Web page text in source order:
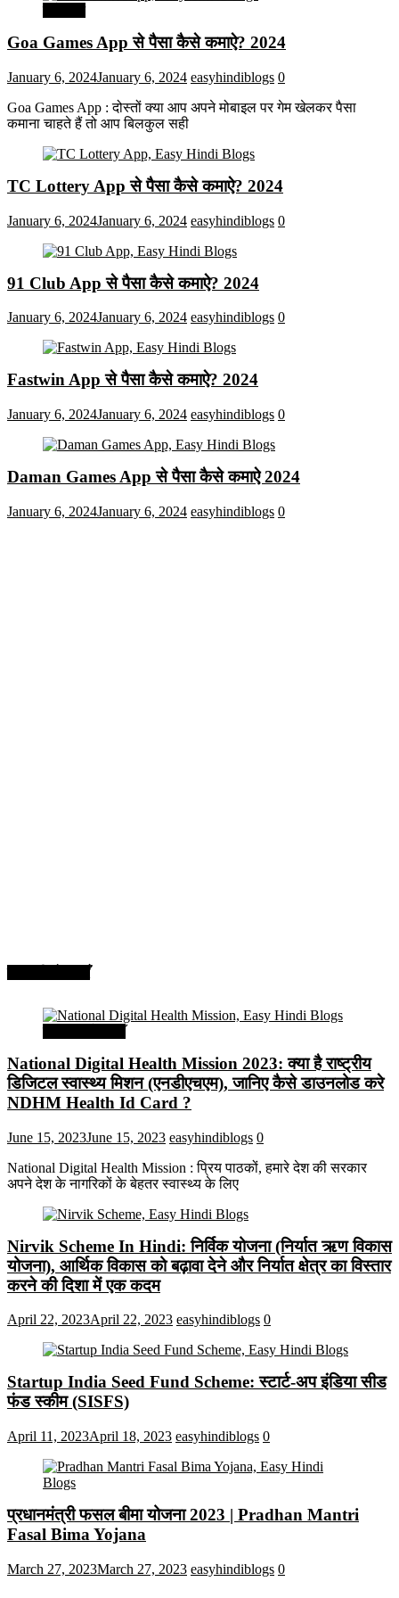
Goa Games App से पैसा कैसे कमाऐ? 2024
January 6, 2024January 6, 2024 easyhindiblogs 0
Goa Games App : दोस्तों क्या आप अपने मोबाइल पर गेम खेलकर पैसा
कमाना चाहते हैं तो आप बिलकुल सही
TC Lottery App से पैसा कैसे कमाऐ? 2024
January 6, 2024January 6, 2024 easyhindiblogs 0
91 Club App से पैसा कैसे कमाऐ? 2024
January 6, 2024January 6, 2024 easyhindiblogs 0
Fastwin App से पैसा कैसे कमाऐ? 2024
January 6, 2024January 6, 2024 easyhindiblogs 0
Daman Games App से पैसा कैसे कमाऐ 2024
January 6, 2024January 6, 2024 easyhindiblogs 0
National Digital Health Mission 2023: क्या है राष्ट्रीय
डिजिटल स्वास्थ्य मिशन (एनडीएचएम), जानिए कैसे डाउनलोड करे
NDHM Health Id Card ?
June 15, 2023June 15, 2023 easyhindiblogs 0
National Digital Health Mission : प्रिय पाठकों, हमारे देश की सरकार
अपने देश के नागरिकों के बेहतर स्वास्थ्य के लिए
Nirvik Scheme In Hindi: निर्विक योजना (निर्यात ऋण विकास
योजना), आर्थिक विकास को बढ़ावा देने और निर्यात क्षेत्र का विस्तार
करने की दिशा में एक कदम
April 22, 2023April 22, 2023 easyhindiblogs 0
Startup India Seed Fund Scheme: स्टार्ट-अप इंडिया सीड
फंड स्कीम (SISFS)
April 11, 2023April 18, 2023 easyhindiblogs 0
प्रधानमंत्री फसल बीमा योजना 2023 | Pradhan Mantri
Fasal Bima Yojana
March 27, 2023March 27, 2023 easyhindiblogs 0